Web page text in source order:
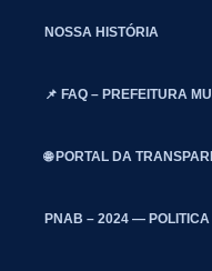
NOSSA HISTÓRIA
📌 FAQ – PREFEITURA
🌐 PORTAL DA
PNAB – 2024 —